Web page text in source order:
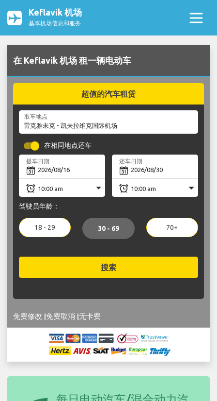
Keflavik 机场
基本机场信息和服务
在 Keflavik 机场 租一辆电动车
超值的汽车租赁
取车地点
在相同地点还车
提车日期 还车日期
驾驶员年龄：
18 - 29 30 - 69 70+
搜索
免费修改 |免费取消 |无卡费